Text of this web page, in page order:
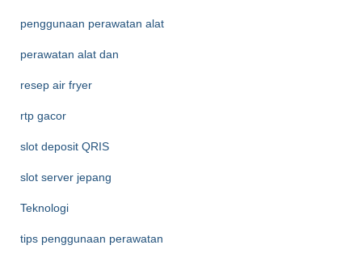
penggunaan perawatan alat
perawatan alat dan
resep air fryer
rtp gacor
slot deposit QRIS
slot server jepang
Teknologi
tips penggunaan perawatan